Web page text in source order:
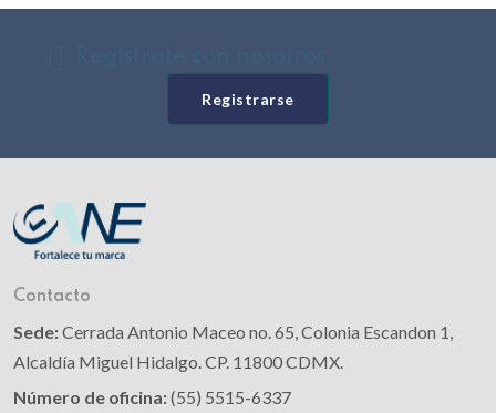
Registrarse
Contacto
Sede:Cerrada Antonio Maceo no. 65, Colonia Escandon 1,
Alcaldía Miguel Hidalgo. CP. 11800 CDMX.
Número de oficina:(55) 5515-6337